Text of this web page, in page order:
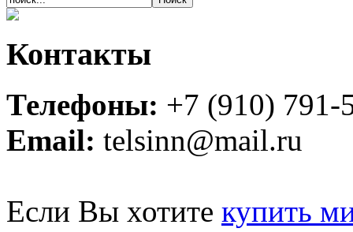
Контакты
Телефоны: +7 (910) 791-
Email: telsinn@mail.ru
Если Вы хотите купить